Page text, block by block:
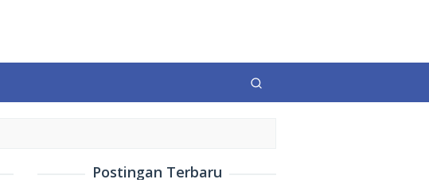
Postingan Terbaru